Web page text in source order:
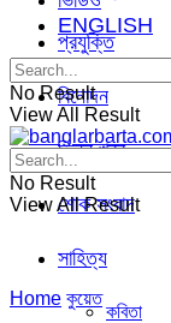
প্রযুক্তি
বিনোদন
ভিন্ন খবর
শোক সংবাদ
সাহিত্য
কবিতা
ENGLISH
No Result
View All Result
No Result
View All Result
Home কুয়েত